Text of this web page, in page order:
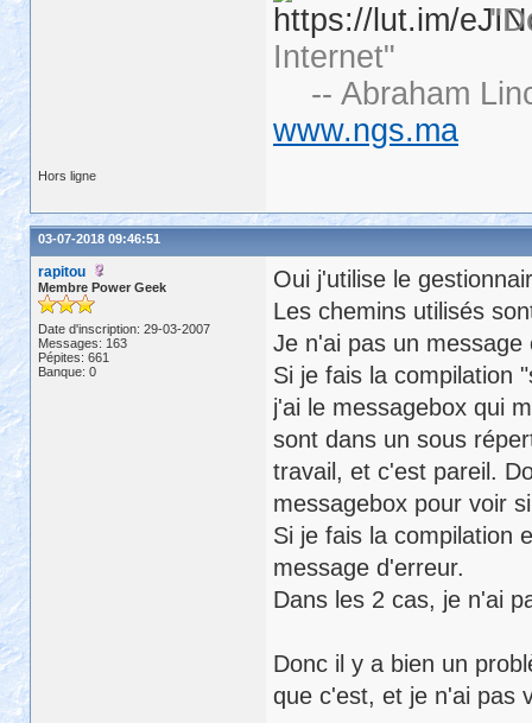
Internet"
-- Abraham
www.ngs.ma
Hors ligne
03-07-2018 09:46:51
rapitou
Membre Power Geek
Date d'inscription: 29-03-2007
Messages: 163
Pépites: 661
Banque: 0
Oui j'utilise le
Les chemins utilisés
Je n'ai pas un
Si je fais la compilation
j'ai le messagebox qui
sont dans un sous
travail, et c'est pareil.
messagebox pour voir
Si je fais la compilation
message d'erreur.
Dans les 2 cas, je n'ai
Donc il y a bien un
que c'est, et je n'ai pas